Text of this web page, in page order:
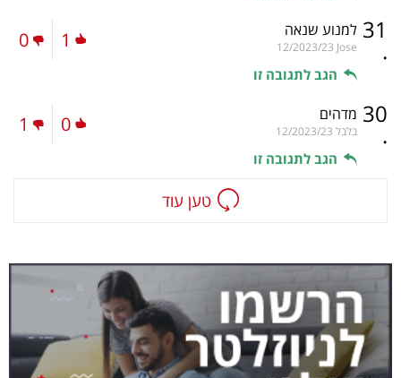
31
.
למנוע שנאה
Jose
12/2023/23
הגב לתגובה זו
1
0
30
.
מדהים
בלבל 12/2023/23
הגב לתגובה זו
0
1
טען עוד